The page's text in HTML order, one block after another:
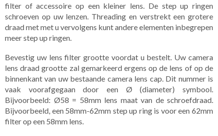
filter of accessoire op een kleiner lens. De step up ringen
schroeven op uw lenzen. Threading en verstrekt een grotere
draad met met u vervolgens kunt andere elementen inbegrepen
meer step up ringen.
Bevestig uw lens filter grootte voordat u bestelt. Uw camera
lens draad grootte zal gemarkeerd ergens op de lens of op de
binnenkant van uw bestaande camera lens cap. Dit nummer is
vaak voorafgegaan door een Ø (diameter) symbool.
Bijvoorbeeld: Ø58 = 58mm lens maat van de schroefdraad.
Bijvoorbeeld, een 58mm-62mm step up ring is voor een 62mm
filter op een 58mm lens.